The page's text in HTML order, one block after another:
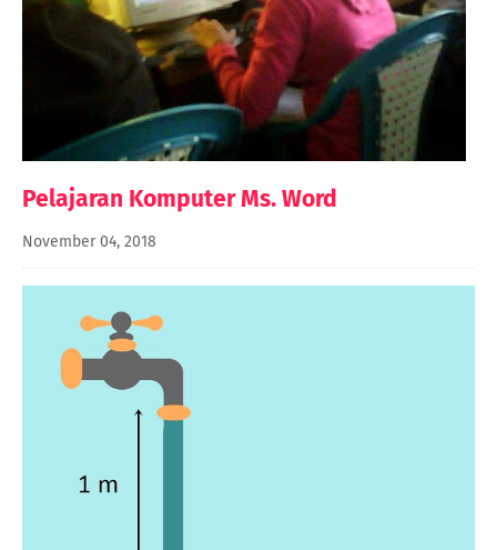
Pelajaran Komputer Ms. Word
November 04, 2018